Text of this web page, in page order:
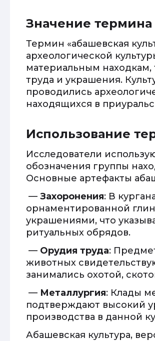
Значение термина
Термин «абашевская
археологической
материальным находкам,
труда и украшения.
проводились
находящихся в
Использование
Исследователи
обозначения группы
Основные артефакты
— Захоронения: В
орнаментированной
украшениями, что
ритуальных обрядов.
— Орудия труда:
животных
занимались охотой,
— Металлургия: Клады
подтверждают высокий
производства в данной
Абашевская культура,